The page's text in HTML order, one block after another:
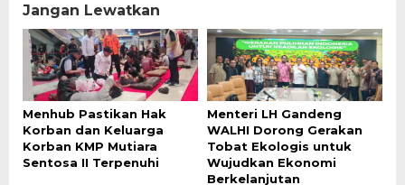
Jangan Lewatkan
Menhub Pastikan Hak
Korban dan Keluarga
Korban KMP Mutiara
Sentosa II Terpenuhi
Menteri LH Gandeng
WALHI Dorong Gerakan
Tobat Ekologis untuk
Wujudkan Ekonomi
Berkelanjutan